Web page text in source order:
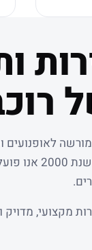
. מאז שנת
מקצועי,